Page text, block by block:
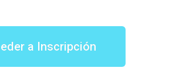
a Inscripción